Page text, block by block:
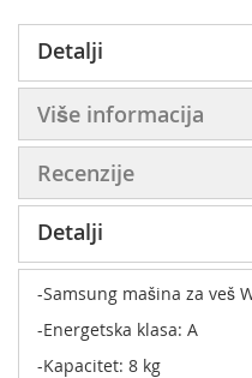
Detalji
Više informacija
Recenzije
Detalji
-Samsung mašina za veš
-Energetska klasa: A
-Kapacitet: 8 kg